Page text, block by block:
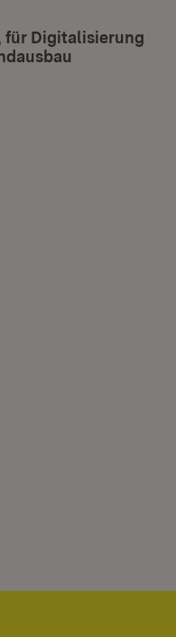
für Digitalisierung